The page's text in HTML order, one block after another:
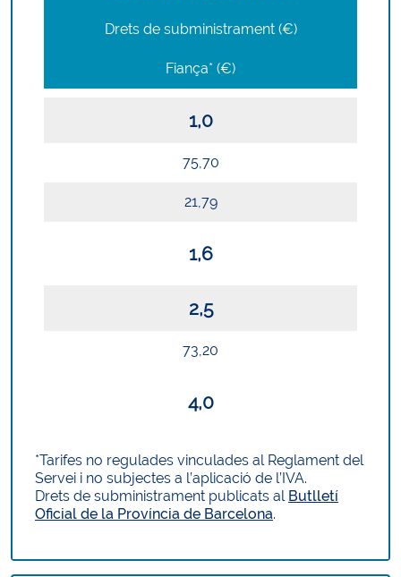
Drets de subministrament (€)
Fiança* (€)
1,0
75,70
21,79
1,6
2,5
73,20
4,0
*Tarifes no regulades vinculades al Reglament del
Servei i no subjectes a l’aplicació de l’IVA.
Drets de subministrament publicats al Butlletí
Oficial de la Província de Barcelona.